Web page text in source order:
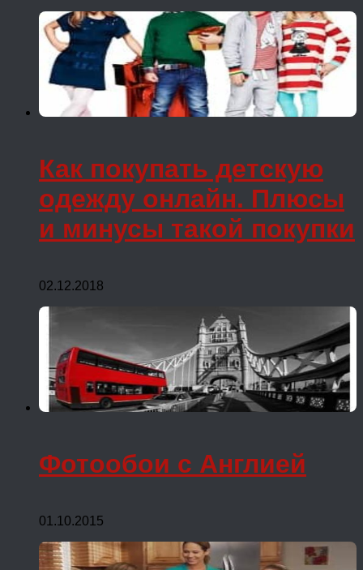
Как покупать детскую
одежду онлайн. Плюсы
и минусы такой покупки
02.12.2018
Фотообои с Англией
01.10.2015